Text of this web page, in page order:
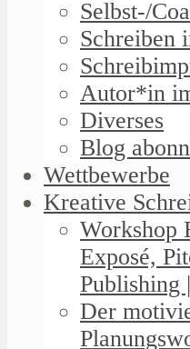
Selbst-/
Schreiben
Autor*in
Diverses
Blog
Wettbewerbe
Kreative
Workshop
Exposé,
Publishing
Der